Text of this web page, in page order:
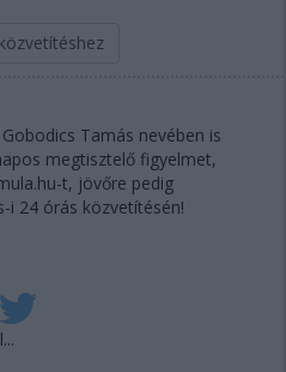
Tamás nevében is
megtisztelő figyelmet,
t, jövőre pedig
i 24 órás közvetítésén!